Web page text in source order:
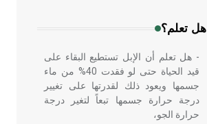
هل تعلم؟
- هل تعلم أن الإبل تستطيع البقاء على
قيد الحياة حتى لو فقدت 40% من ماء
جسمها ويعود ذلك لقدرتها على تغيير
درجة حرارة جسمها تبعاً لتغير درجة
حرارة الجو،